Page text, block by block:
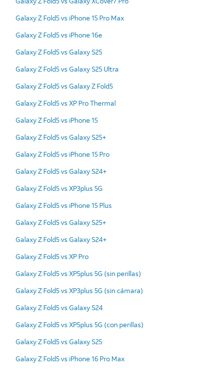
Galaxy Z Fold5 vs iPhone 15 Pro Max
Galaxy Z Fold5 vs iPhone 16e
Galaxy Z Fold5 vs Galaxy S25
Galaxy Z Fold5 vs Galaxy S25 Ultra
Galaxy Z Fold5 vs Galaxy Z Fold5
Galaxy Z Fold5 vs XP Pro Thermal
Galaxy Z Fold5 vs iPhone 15
Galaxy Z Fold5 vs Galaxy S25+
Galaxy Z Fold5 vs iPhone 15 Pro
Galaxy Z Fold5 vs Galaxy S24+
Galaxy Z Fold5 vs XP3plus 5G
Galaxy Z Fold5 vs iPhone 15 Plus
Galaxy Z Fold5 vs Galaxy S25+
Galaxy Z Fold5 vs Galaxy S24+
Galaxy Z Fold5 vs XP Pro
Galaxy Z Fold5 vs XP5plus 5G (sin perillas)
Galaxy Z Fold5 vs XP3plus 5G (sin cámara)
Galaxy Z Fold5 vs Galaxy S24
Galaxy Z Fold5 vs XP5plus 5G (con perillas)
Galaxy Z Fold5 vs Galaxy S25
Galaxy Z Fold5 vs iPhone 16 Pro Max